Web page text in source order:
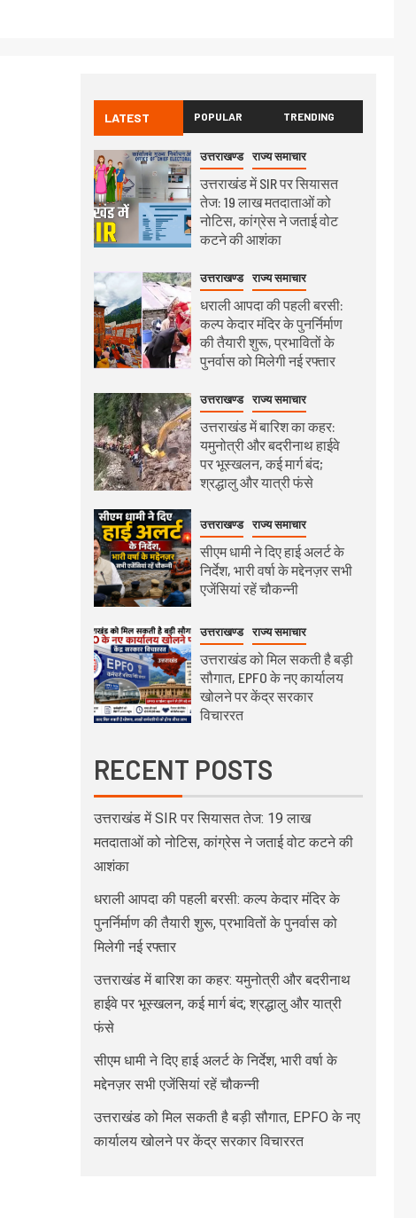
LATEST POPULAR TRENDING
उत्तराखण्ड राज्य समाचार
उत्तराखंड में SIR पर सियासत
तेज: 19 लाख मतदाताओं को
नोटिस, कांग्रेस ने जताई वोट
कटने की आशंका
उत्तराखण्ड राज्य समाचार
धराली आपदा की पहली बरसी:
कल्प केदार मंदिर के पुनर्निर्माण
की तैयारी शुरू, प्रभावितों के
पुनर्वास को मिलेगी नई रफ्तार
उत्तराखण्ड राज्य समाचार
उत्तराखंड में बारिश का कहर:
यमुनोत्री और बदरीनाथ हाईवे
पर भूस्खलन, कई मार्ग बंद;
श्रद्धालु और यात्री फंसे
उत्तराखण्ड राज्य समाचार
सीएम धामी ने दिए हाई अलर्ट के
निर्देश, भारी वर्षा के मद्देनज़र सभी
एजेंसियां रहें चौकन्नी
उत्तराखण्ड राज्य समाचार
उत्तराखंड को मिल सकती है बड़ी
सौगात, EPFO के नए कार्यालय
खोलने पर केंद्र सरकार
विचाररत
RECENT POSTS
उत्तराखंड में SIR पर सियासत तेज: 19 लाख
मतदाताओं को नोटिस, कांग्रेस ने जताई वोट कटने की
आशंका
धराली आपदा की पहली बरसी: कल्प केदार मंदिर के
पुनर्निर्माण की तैयारी शुरू, प्रभावितों के पुनर्वास को
मिलेगी नई रफ्तार
उत्तराखंड में बारिश का कहर: यमुनोत्री और बदरीनाथ
हाईवे पर भूस्खलन, कई मार्ग बंद; श्रद्धालु और यात्री
फंसे
सीएम धामी ने दिए हाई अलर्ट के निर्देश, भारी वर्षा के
मद्देनज़र सभी एजेंसियां रहें चौकन्नी
उत्तराखंड को मिल सकती है बड़ी सौगात, EPFO के नए
कार्यालय खोलने पर केंद्र सरकार विचाररत